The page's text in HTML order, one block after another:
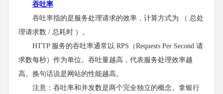
吞吐率
吞吐率指的是服务处理请求的效率，计算方式为 （ 总处
理请求数 / 总耗时 ）。
HTTP 服务的吞吐率通常以 RPS（Requests Per Second 请
求数每秒）作为单位。吞吐量越高，代表服务处理效率越
高。换句话说是网站的性能越高。
注意：吞吐率和并发数是两个完全独立的概念。拿银行